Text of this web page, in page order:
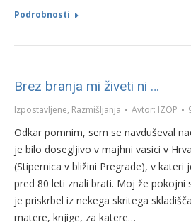
Podrobnosti
Brez branja mi živeti ni …
Izpostavljene, Razmišljanja Avtor: IZOP
Odkar pomnim, sem se navduševal
je bilo dosegljivo v majhni vasici v
(Stipernica v bližini Pregrade), v kateri
pred 80 leti znali brati. Moj že pokojni
je priskrbel iz nekega skritega
matere, knjige, za katere…